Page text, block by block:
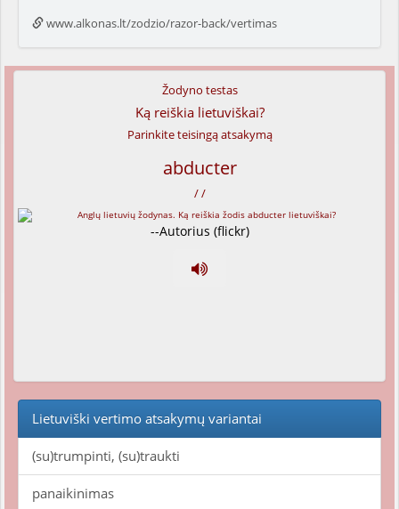
www.alkonas.lt/zodzio/razor-back/vertimas
Žodyno testas
Ką reiškia lietuviškai?
Parinkite teisingą atsakymą
abducter
/ /
--Autorius (flickr)
Lietuviški vertimo atsakymų variantai
(su)trumpinti, (su)traukti
panaikinimas